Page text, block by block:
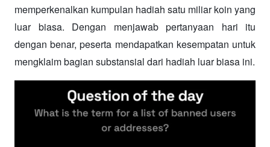
memperkenalkan kumpulan hadiah satu miliar koin yang
luar biasa. Dengan menjawab pertanyaan hari itu
dengan benar, peserta mendapatkan kesempatan untuk
mengklaim bagian substansial dari hadiah luar biasa ini.